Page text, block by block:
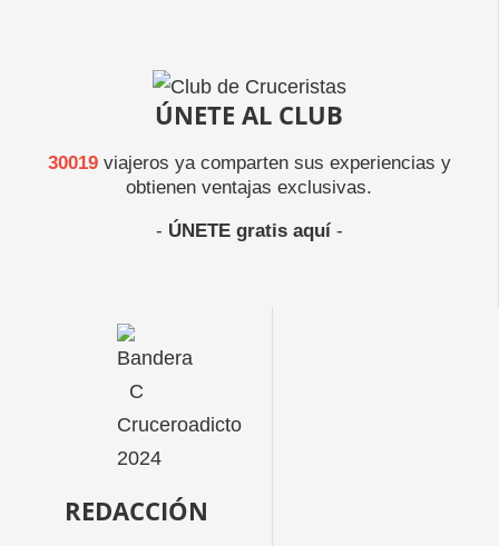
ÚNETE AL CLUB
30019viajeros ya comparten sus experiencias y
obtienen ventajas exclusivas.
- ÚNETE gratis aquí-
REDACCIÓN